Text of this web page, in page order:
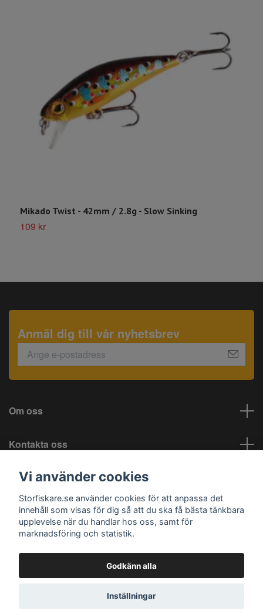
Mikado Twist - 42mm / 2.8g - Slow Sinking
109 kr
Anmäl dig till vår nyhetsbrev
Om oss
Kontakta oss
Information
Sociala medier
© 2026 Storfiskare.se
Vi använder cookies
Storfiskare.se använder cookies för att anpassa det
innehåll som visas för dig så att du ska få bästa tänkbara
upplevelse när du handlar hos oss, samt för
marknadsföring och statistik.
Godkänn alla
Inställningar